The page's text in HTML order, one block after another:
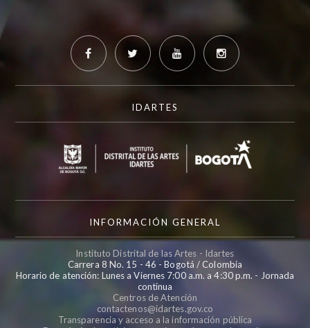
IDARTES
INFORMACIÓN GENERAL
Instituto Distrital de las Artes - Idartes
Carrera 8 No. 15 - 46 - Bogotá / Colombia
Horario de atención: Lunes a Viernes 7:00 a.m. a 4:30 p.m. - Jornada
continua
Centros de Atención
contactenos@idartes.gov.co
Transparencia y acceso a la información pública